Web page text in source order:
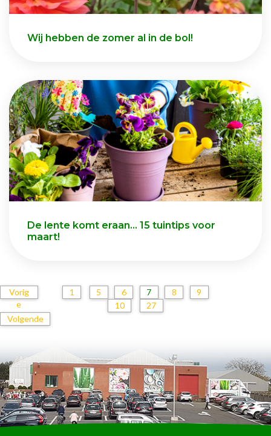
Wij hebben de zomer al in de bol!
De lente komt eraan... 15 tuintips voor
maart!
Vorig
e
1 5 6 7 8
9
10
27
Volgende